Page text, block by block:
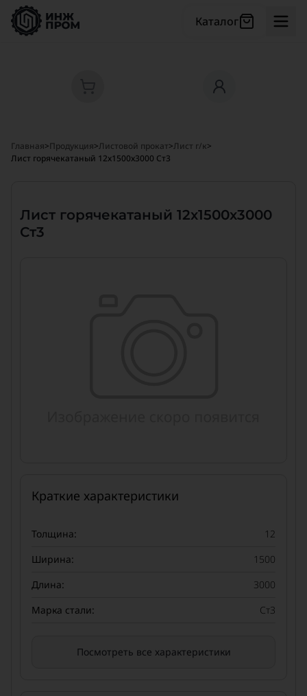
Каталог
Главная>Продукция>Листовой прокат>Лист г/к>
Лист горячекатаный 12х1500х3000 Ст3
Лист горячекатаный 12х1500х3000
Ст3
Краткие характеристики
Толщина:
12
Ширина:
1500
Длина:
3000
Марка стали:
Ст3
Посмотреть все характеристики